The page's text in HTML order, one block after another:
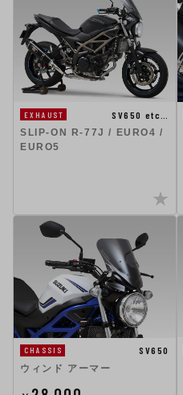
EXHAUST
SV650 etc…
SLIP-ON R-77J / EURO4 /
EURO5
CHASSIS
SV650
ウィンド アーマー